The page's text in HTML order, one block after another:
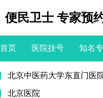
便民卫士 专家预
首页 医院挂号 知名
北京中医药大学东直门医
北京医院